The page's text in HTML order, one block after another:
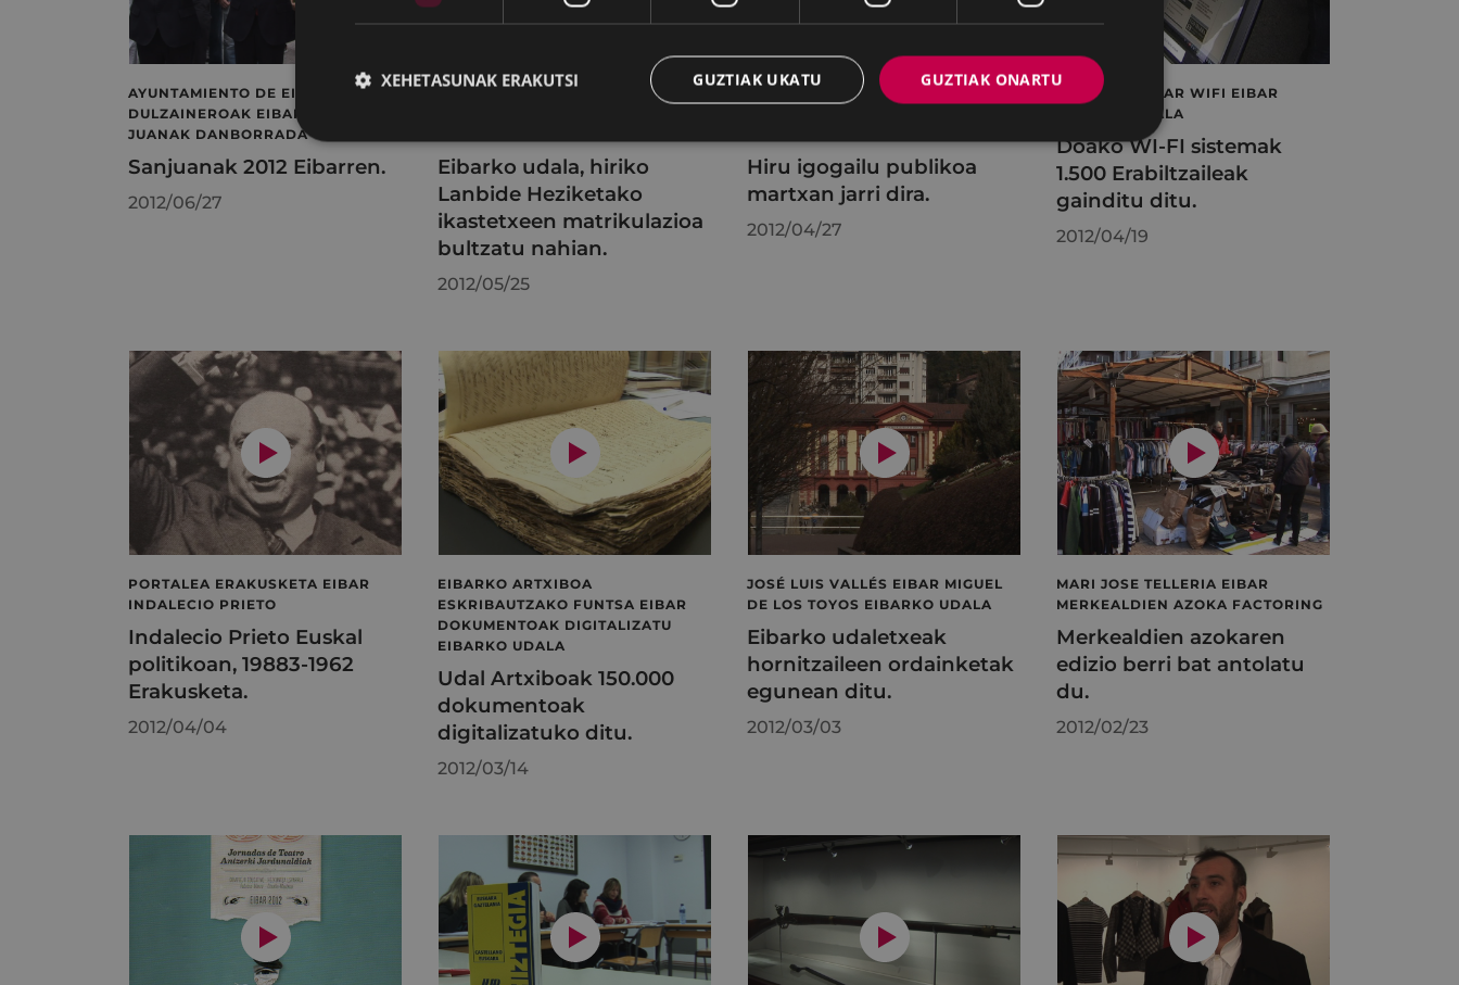
AYUNTAMIENTO DE EIBAR
DULZAINEROAK EIBAR SAN
JUANAK DANBORRADA
Sanjuanak 2012 Eibarren.
2012/06/27
LANBIDE HEZIKETAKO. ARMERIA
Eibarko udala, hiriko
Lanbide Heziketako
ikastetxeen matrikulazioa
bultzatu nahian.
2012/05/25
IGOGAILU PUBLIKOA
Hiru igogailu publikoa
martxan jarri dira.
2012/04/27
INTERNET EIBAR WIFI EIBAR
EIBARKO UDALA
Doako WI-FI sistemak
1.500 Erabiltzaileak
gainditu ditu.
2012/04/19
PORTALEA ERAKUSKETA EIBAR
INDALECIO PRIETO
Indalecio Prieto Euskal
politikoan, 19883-1962
Erakusketa.
2012/04/04
EIBARKO ARTXIBOA
ESKRIBAUTZAKO FUNTSA EIBAR
DOKUMENTOAK DIGITALIZATU
EIBARKO UDALA
Udal Artxiboak 150.000
dokumentoak
digitalizatuko ditu.
2012/03/14
JOSÉ LUIS VALLÉS EIBAR MIGUEL
DE LOS TOYOS EIBARKO UDALA
Eibarko udaletxeak
hornitzaileen ordainketak
egunean ditu.
2012/03/03
MARI JOSE TELLERIA EIBAR
MERKEALDIEN AZOKA FACTORING
Merkealdien azokaren
edizio berri bat antolatu
du.
2012/02/23
GUZTIAK ONARTU
GUZTIAK UKATU
XEHETASUNAK ERAKUTSI